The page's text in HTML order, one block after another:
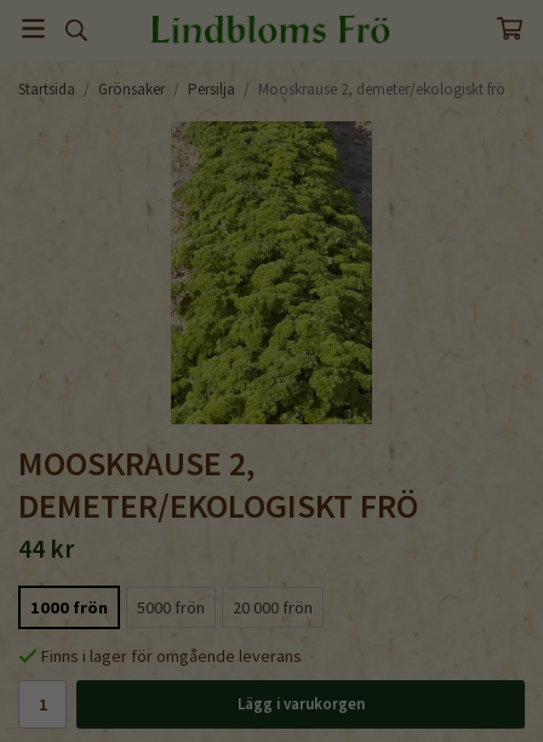
Startsida / Grönsaker / Persilja / Mooskrause 2, demeter/ekologiskt frö
MOOSKRAUSE 2,
DEMETER/EKOLOGISKT FRÖ
44 kr
1000 frön 5000 frön 20 000 frön
Finns i lager för omgående leverans
Lägg i varukorgen